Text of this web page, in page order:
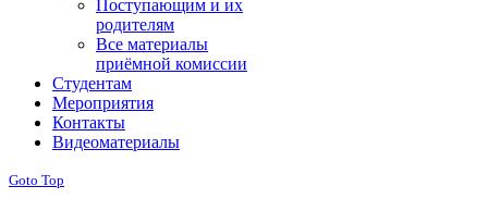
Поступающим и их
родителям
Все материалы
приёмной комиссии
Студентам
Мероприятия
Контакты
Видеоматериалы
Goto Top